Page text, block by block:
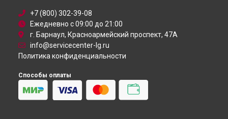
+7 (800) 302-39-08
Ежедневно с 09:00 до 21:00
г. Барнаул, Красноармейский проспект, 47А
info@servicecenter-lg.ru
Политика конфиденциальности
Способы оплаты